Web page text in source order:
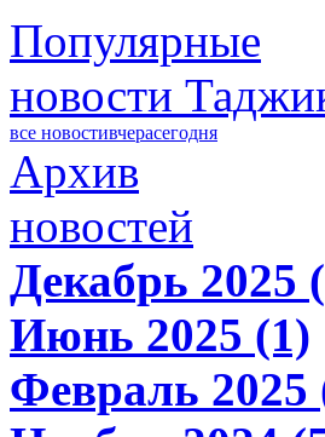
Популярные
новости
все новостивчерасегодня
Архив
новостей
Декабрь 2025
Июнь 2025 (1)
Февраль 2025